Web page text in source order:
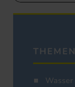
THEMEN
Wasser